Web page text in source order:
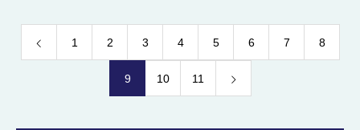
1 2 3 4 5 6 7 8
9 10 11